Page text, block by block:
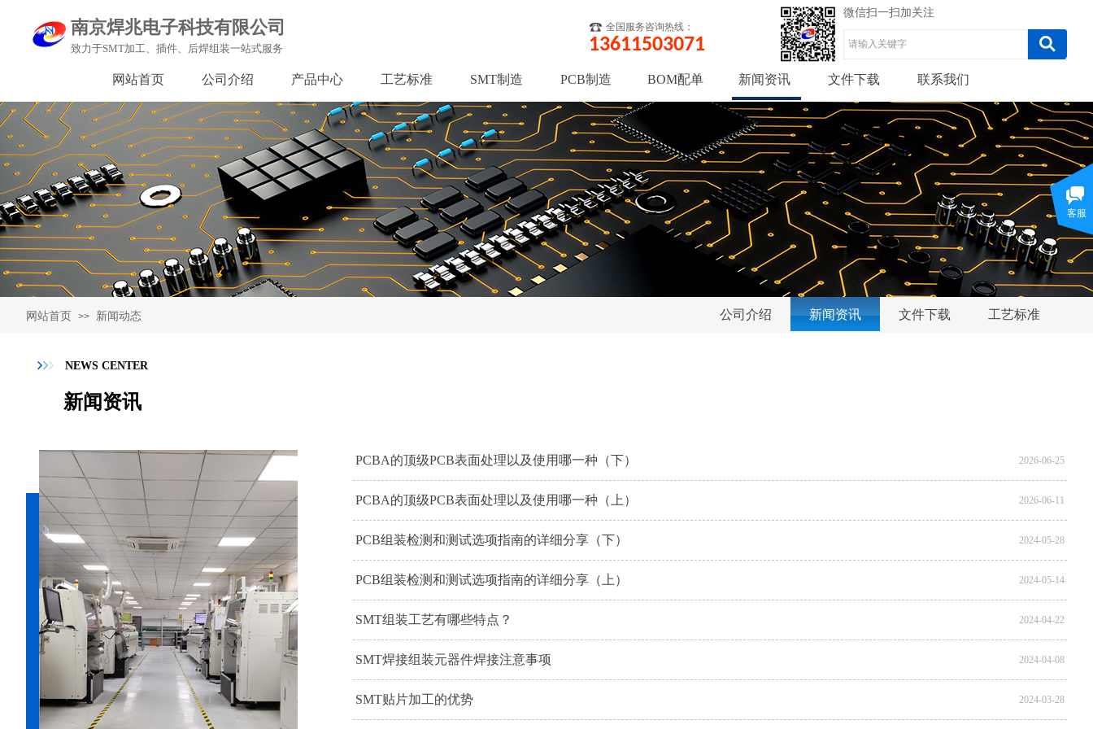
公司介绍 新闻资讯 文件下载 工艺标准
网站首页 >> 新闻动态
NEWS CENTER
新闻资讯
PCBA的顶级PCB表面处理以及使用哪一种（下） 2026-06-25
PCBA的顶级PCB表面处理以及使用哪一种（上） 2026-06-11
PCB组装检测和测试选项指南的详细分享（下） 2024-05-28
PCB组装检测和测试选项指南的详细分享（上） 2024-05-14
SMT组装工艺有哪些特点？ 2024-04-22
SMT焊接组装元器件焊接注意事项 2024-04-08
SMT贴片加工的优势 2024-03-28
微信扫一扫加关注
13611503071
南京焊兆电子科技有限公司
致力于SMT加工、插件、后焊组装一站式服务
网站首页 公司介绍 产品中心 工艺标准 SMT制造 PCB制造 BOM配单 新闻资讯 文件下载 联系我们
全国服务咨询热线：
客服